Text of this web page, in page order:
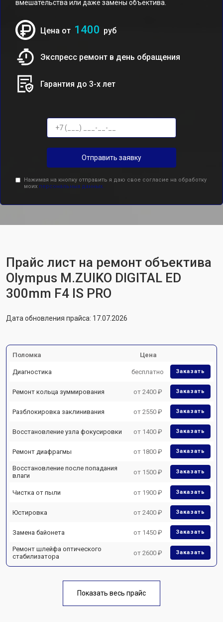
вмешательства или даже замены объектива.
Цена от 1400 руб
Экспресс ремонт в день обращения
Гарантия до 3-х лет
Отправить заявку
Нажимая на кнопку отправить я даю свое согласие на обработку
моих персональных данных.
Прайс лист на ремонт объектива
Olympus M.ZUIKO DIGITAL ED
300mm F4 IS PRO
Дата обновления прайса: 17.07.2026
Поломка Цена
Диагностика бесплатно Заказать
Ремонт кольца зуммирования от 2400 ₽ Заказать
Разблокировка заклинивания от 2550 ₽ Заказать
Восстановление узла фокусировки от 1400 ₽ Заказать
Ремонт диафрагмы от 1800 ₽ Заказать
Восстановление после попадания
влаги
от 1500 ₽ Заказать
Чистка от пыли от 1900 ₽ Заказать
Юстировка от 2400 ₽ Заказать
Замена байонета от 1450 ₽ Заказать
Ремонт шлейфа оптического
стабилизатора
от 2600 ₽ Заказать
Показать весь прайс